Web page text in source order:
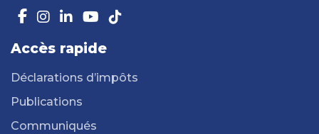
Accès rapide
Déclarations d’impôts
Publications
Communiqués